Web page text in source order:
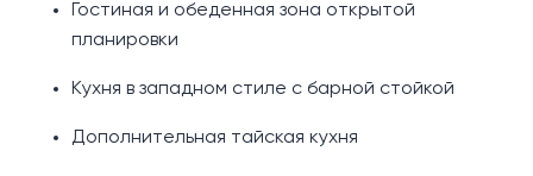
Гостиная и обеденная зона открытой
планировки
Кухня в западном стиле с барной стойкой
Дополнительная тайская кухня